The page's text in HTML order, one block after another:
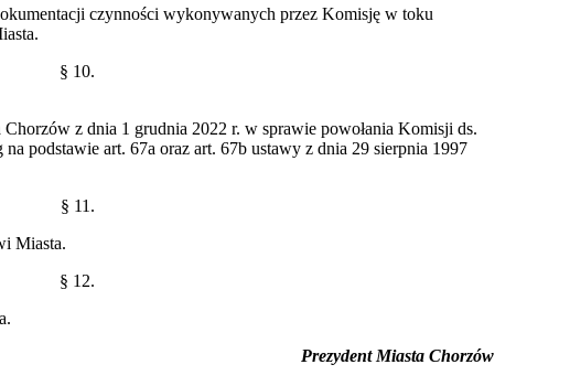
czynności wykonywanych przez Komisję w toku
§ 10.
z dnia 1 grudnia 2022 r. w sprawie powołania Komisji ds.
podstawie art. 67a oraz art. 67b ustawy z dnia 29 sierpnia 1997
§ 11.
Miasta.
§ 12.
Prezydent Miasta Chorzów